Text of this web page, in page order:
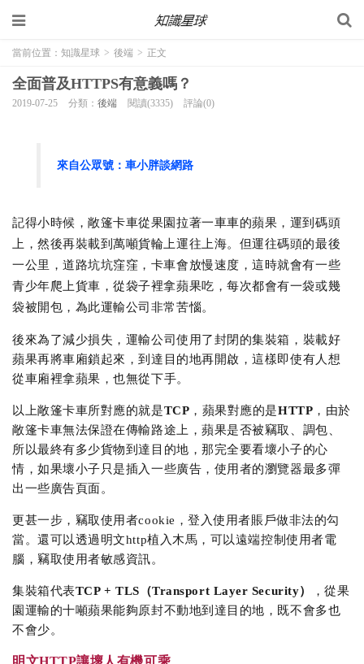
當前位置： 知識星球 > 後端 > 正文
全面普及HTTPS有意義嗎？
2019-07-25 分類： 後端 閱讀(3335) 評論(0)
來自公眾號： 車小胖談網路
記得小時候，敞篷卡車從果園拉著一車車的蘋果，運到碼頭
上，然後再裝載到萬噸貨輪上運往上海。但運往碼頭的最後
一公里，道路坑坑窪窪，卡車會放慢速度，這時就會有一些
青少年爬上貨車，從袋子裡拿蘋果吃，每次都會有一袋或幾
袋被開包，為此運輸公司非常苦惱。
後來為了減少損失，運輸公司使用了封閉的集裝箱，裝載好
蘋果再將車廂鎖起來，到達目的地再開啟，這樣即使有人想
從車廂裡拿蘋果，也無從下手。
以上敞篷卡車所對應的就是TCP ，蘋果對應的是HTTP ，由於
敞篷卡車無法保證在傳輸路途上，蘋果是否被竊取、調包、
所以最終有多少貨物到達目的地，那完全要看壞小子的心
情，如果壞小子只是插入一些廣告，使用者的瀏覽器最多彈
出一些廣告頁面。
更甚一步，竊取使用者cookie，登入使用者賬戶做非法的勾
當。還可以透過明文http植入木馬，可以遠端控制使用者電
腦，竊取使用者敏感資訊。
集裝箱代表TCP + TLS（Transport Layer Security）
，從果
園運輸的十噸蘋果能夠原封不動地到達目的地，既不會多也
不會少。
明文HTTP讓壞人有機可乘